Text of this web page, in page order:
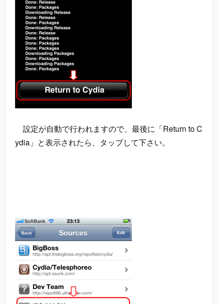
設定が自動で行われますので、最後に「Return to C
ydia」と表示されたら、タップして下さい。